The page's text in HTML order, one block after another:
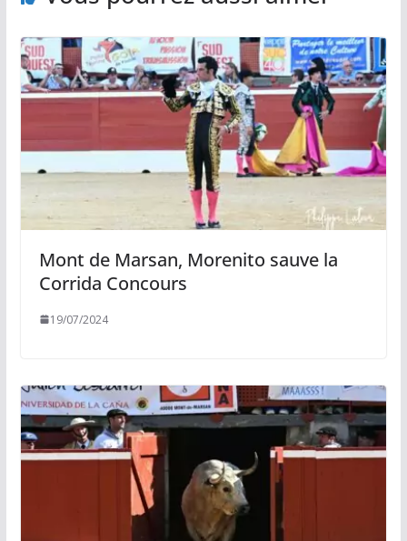
Mont de Marsan, Morenito sauve la
Corrida Concours
19/07/2024